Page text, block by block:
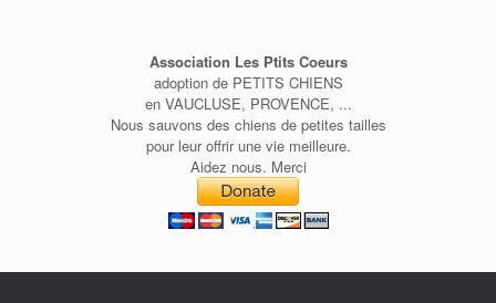
Association Les Ptits Coeurs
adoption de PETITS CHIENS
en VAUCLUSE, PROVENCE, ...
Nous sauvons des chiens de petites tailles
pour leur offrir une vie meilleure.
Aidez nous. Merci